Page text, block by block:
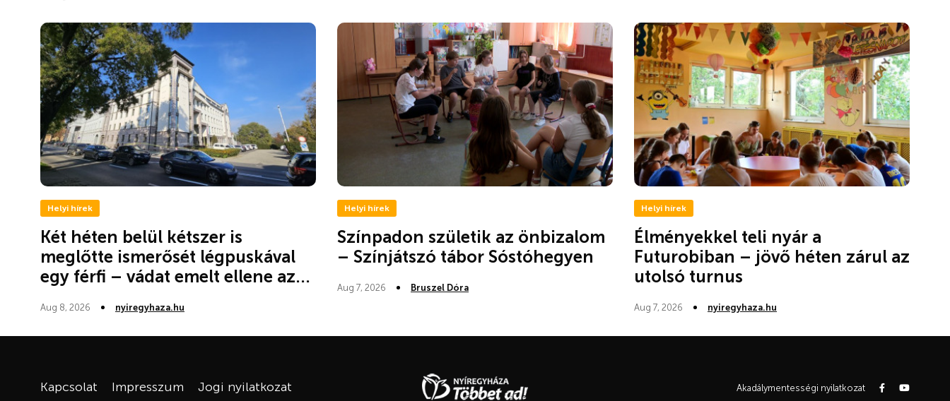
Helyi hírek
Két héten belül kétszer is
meglőtte ismerősét légpuskával
egy férfi – vádat emelt ellene az...
Aug 8, 2026 nyiregyhaza.hu
Helyi hírek
Színpadon születik az önbizalom
– Színjátszó tábor Sóstóhegyen
Aug 7, 2026 Bruszel Dóra
Helyi hírek
Élményekkel teli nyár a
Futurobiban – jövő héten zárul az
utolsó turnus
Aug 7, 2026 nyiregyhaza.hu
Kapcsolat Impresszum Jogi nyilatkozat Akadálymentességi nyilatkozat